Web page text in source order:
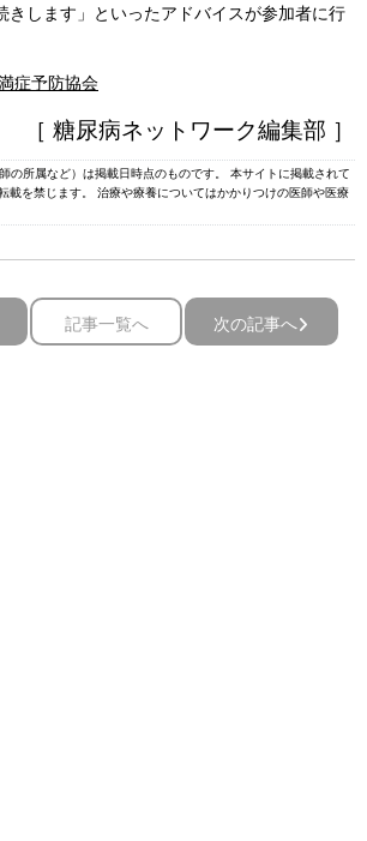
きします」といったアドバイスが参加者に行
症予防協会
［ 糖尿病ネットワーク編集部 ］
の所属など）は掲載日時点のものです。 本サイトに掲載されて
載を禁じます。 治療や療養についてはかかりつけの医師や医療
記事一覧へ 次の記事へ